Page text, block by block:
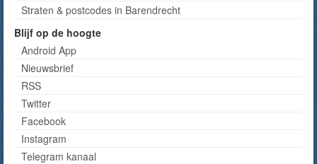
Straten & postcodes in Barendrecht
Blijf op de hoogte
Android App
Nieuwsbrief
RSS
Twitter
Facebook
Instagram
Telegram kanaal